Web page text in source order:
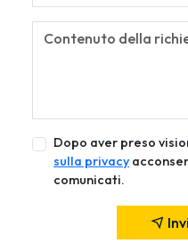
Dopo aver preso
sulla privacy
comunicati.